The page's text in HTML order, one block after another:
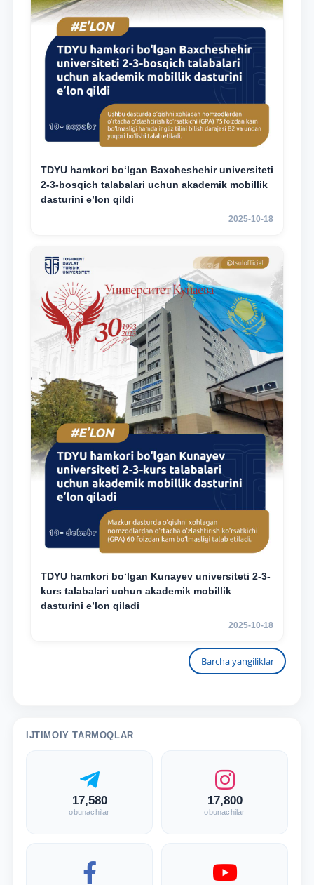
TDYU hamkori bo‘lgan Baxcheshehir universiteti
2-3-bosqich talabalari uchun akademik mobillik
dasturini e’lon qildi
2025-10-18
TDYU hamkori bo‘lgan Kunayev universiteti 2-3-
kurs talabalari uchun akademik mobillik
dasturini e’lon qiladi
2025-10-18
Barcha yangiliklar
IJTIMOIY TARMOQLAR
17,580
obunachilar
17,800
obunachilar